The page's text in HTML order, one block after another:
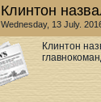
Клинтон
Wednesday, 13 July.
Клинтон